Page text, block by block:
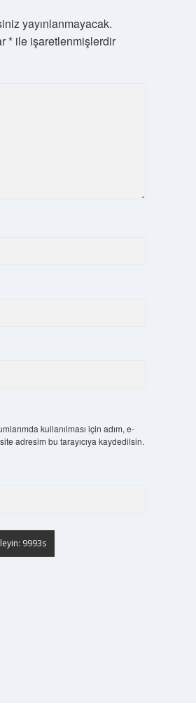
yayınlanmayacak.
*ile işaretlenmişlerdir
kullanılması için adım, e-
adresim bu tarayıcıya kaydedilsin.